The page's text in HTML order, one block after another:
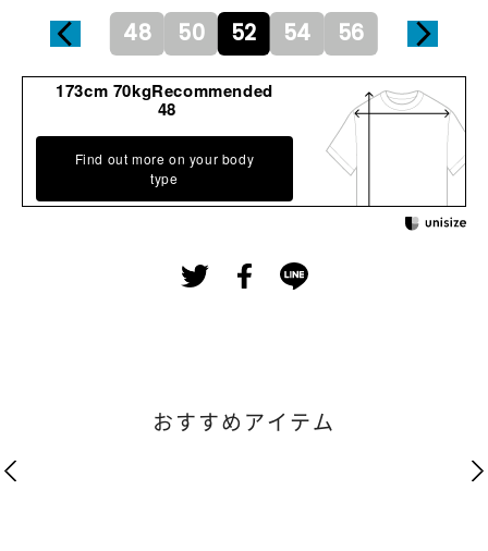
48 50 52 54 56
173cm 70kgRecommended
48
Find out more on your body
type
おすすめアイテム